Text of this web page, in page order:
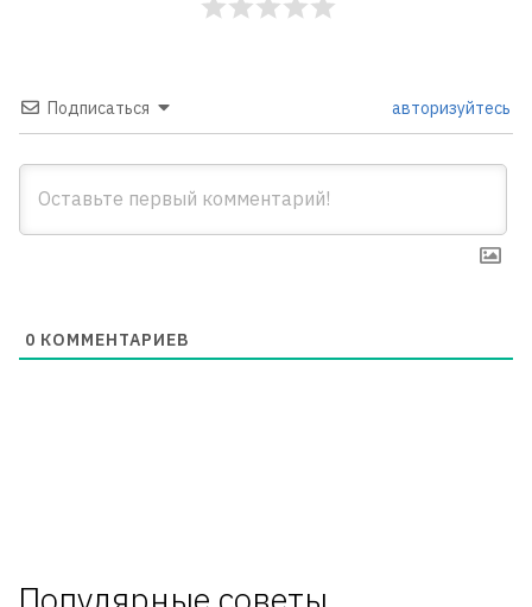
Подписаться авторизуйтесь
0 КОММЕНТАРИЕВ